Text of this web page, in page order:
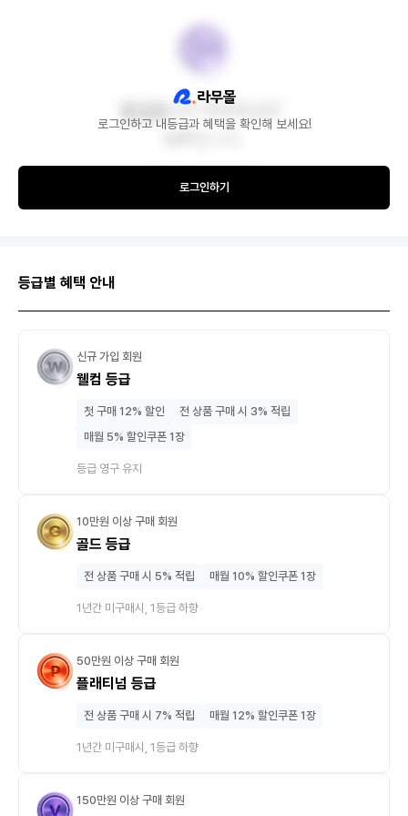
로그인하고 내등급과 혜택을 확인해 보세요!
로그인하기
등급별 혜택 안내
신규 가입 회원
웰컴 등급
첫 구매 12% 할인
전 상품 구매 시 3% 적립
매월 5% 할인쿠폰 1장
등급 영구 유지
10만원 이상 구매 회원
골드 등급
전 상품 구매 시 5% 적립 매월 10% 할인쿠폰 1장
1년간 미구매시, 1등급 하향
50만원 이상 구매 회원
플래티넘 등급
전 상품 구매 시 7% 적립 매월 12% 할인쿠폰 1장
1년간 미구매시, 1등급 하향
150만원 이상 구매 회원